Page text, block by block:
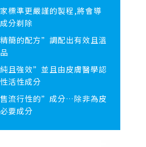
標準更嚴謹的製程,將會導
分剃除
簡的配方”調配出有效且溫
且強效”並且由皮膚醫學認
活性成分
流行性的”成分…除非為皮
要成分